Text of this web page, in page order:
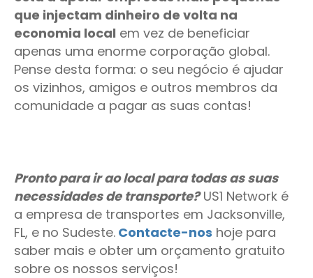
que injectam dinheiro de volta na
economia local em vez de beneficiar
apenas uma enorme corporação global.
Pense desta forma: o seu negócio é ajudar
os vizinhos, amigos e outros membros da
comunidade a pagar as suas contas!
Pronto para ir ao local para todas as suas
necessidades de transporte?US1 Network é
a empresa de transportes em Jacksonville,
FL, e no Sudeste. Contacte-nos hoje para
saber mais e obter um orçamento gratuito
sobre os nossos serviços!